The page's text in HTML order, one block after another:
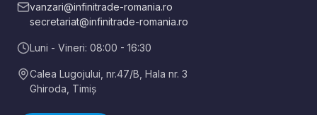
vanzari@infinitrade-romania.ro
secretariat@infinitrade-romania.ro
Luni - Vineri: 08:00 - 16:30
Calea Lugojului, nr.47/B, Hala nr. 3
Ghiroda Timiș